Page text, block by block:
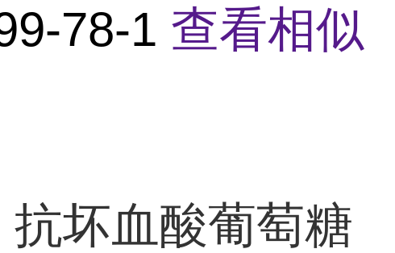
78-1 查看相似
抗坏血酸葡萄糖